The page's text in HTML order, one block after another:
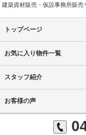
建築資材販売・仮設事務所販売
トップページ
お気に入り物件一覧
スタッフ紹介
お客様の声